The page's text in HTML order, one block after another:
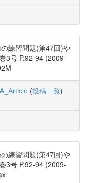
の練習問題(第47回)や
3号 P.92-94 (2009-
(投稿一覧)
の練習問題(第47回)や
3号 P.92-94 (2009-